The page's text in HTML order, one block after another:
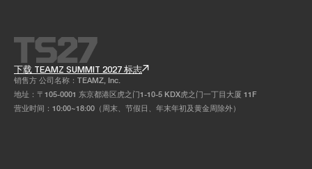
下载 TEAMZ SUMMIT 2027 标志
销售方 公司名称：TEAMZ, Inc.
地址：〒105-0001 东京都港区虎之门1-10-5 KDX虎之门一丁目大厦 11F
营业时间：10:00~18:00（周末、节假日、年末年初及黄金周除外）